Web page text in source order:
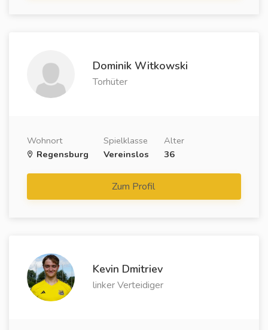
Dominik Witkowski
Torhüter
Wohnort
Regensburg
Spielklasse
Vereinslos
Alter
36
Zum Profil
Kevin Dmitriev
linker Verteidiger